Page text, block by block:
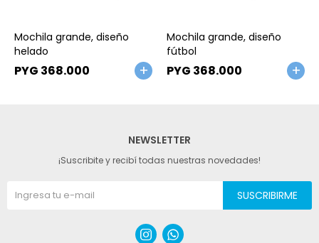
Mochila grande, diseño
helado
PYG 368.000
Mochila grande, diseño
fútbol
PYG 368.000
NEWSLETTER
¡Suscribite y recibí todas nuestras novedades!
SUSCRIBIRME
 